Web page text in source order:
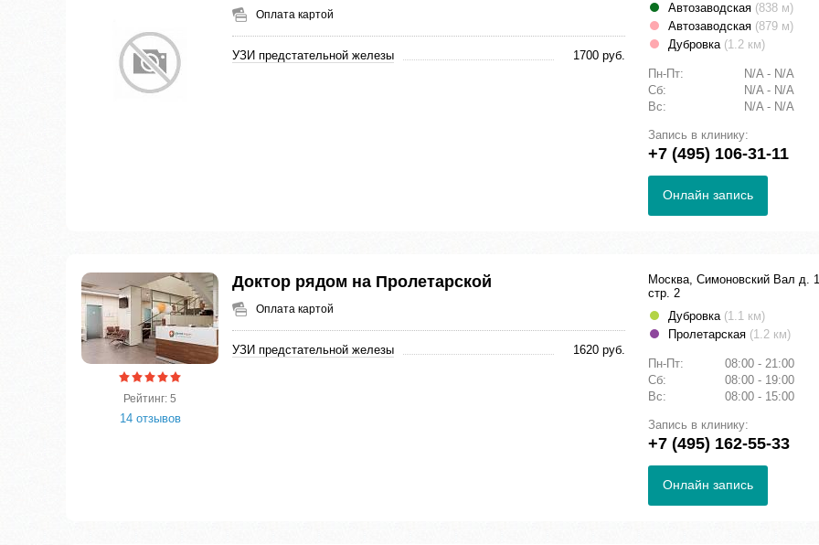
Оплата картой
УЗИ предстательной железы 1700 руб.
Автозаводская (838 м)
Автозаводская (879 м)
Дубровка (1.2 км)
Пн-Пт:
N/A - N/A
Сб:
N/A - N/A
Вс:
N/A - N/A
Запись в клинику:
+7 (495) 106-31-11
Онлайн запись
Рейтинг: 5
14 отзывов
Доктор рядом на Пролетарской
Оплата картой
УЗИ предстательной железы 1620 руб.
Москва, Симоновский Вал д.
стр. 2
Дубровка (1.1 км)
Пролетарская (1.2 км)
Пн-Пт:
08:00 - 21:00
Сб:
08:00 - 19:00
Вс:
08:00 - 15:00
Запись в клинику:
+7 (495) 162-55-33
Онлайн запись